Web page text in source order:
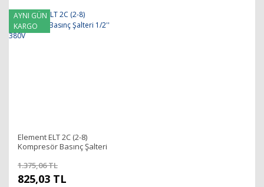
AYNI GÜN
KARGO
Element ELT 2C (2-8)
Kompresör Basınç Şalteri
1.375,06 TL
825,03 TL